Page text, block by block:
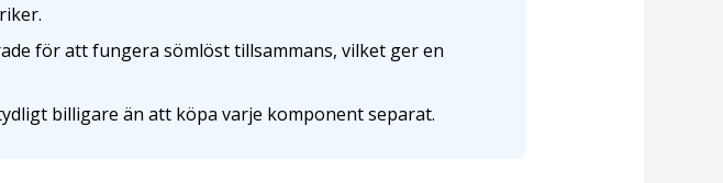
för att fungera sömlöst tillsammans, vilket ger en
billigare än att köpa varje komponent separat.